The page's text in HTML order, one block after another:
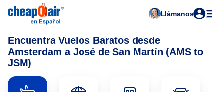
Llámanos
Encuentra Vuelos Baratos desde
Amsterdam a José de San Martín (AMS to
JSM)